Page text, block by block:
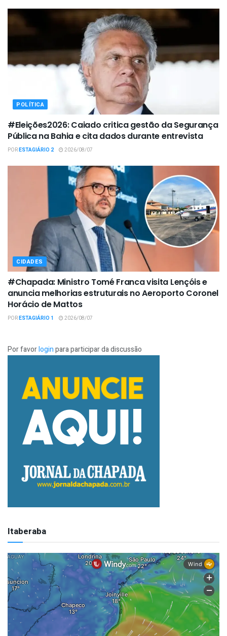
POLÍTICA
#Eleições2026: Caiado critica gestão da Segurança
Pública na Bahia e cita dados durante entrevista
PORESTAGIÁRIO 2 2026/08/07
CIDADES
#Chapada: Ministro Tomé Franca visita Lençóis e
anuncia melhorias estruturais no Aeroporto Coronel
Horácio de Mattos
PORESTAGIÁRIO 1 2026/08/07
Por favorloginpara participar da discussão
Itaberaba